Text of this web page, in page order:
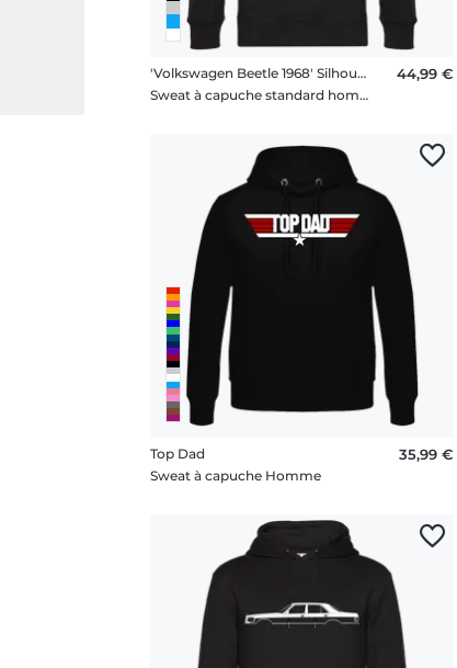
'Volkswagen Beetle 1968' Silhouette
Sweat à capuche standard homme
44,99 €
Top Dad
Sweat à capuche Homme
35,99 €